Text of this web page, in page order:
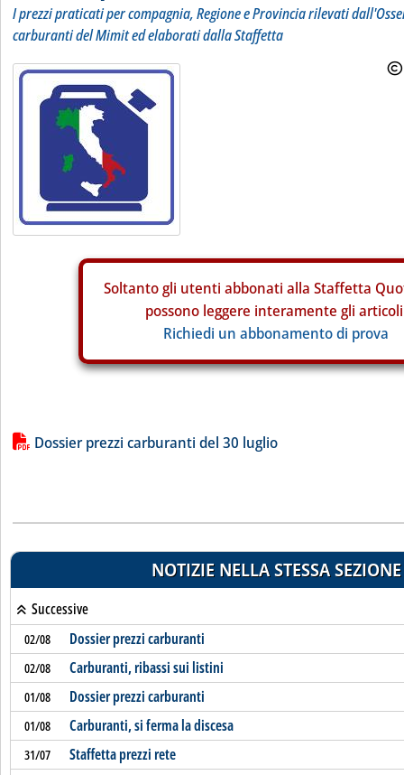
I prezzi praticati per compagnia, Regione e Provincia rilevati
carburanti del Mimit ed elaborati dalla Staffetta
Soltanto gli utenti abbonati alla Staffetta
possono leggere interamente gli
Richiedi un abbonamento di prova
Lista allegati PDF alla notizia
Dossier prezzi carburanti del 30 luglio
NOTIZIE NELLA STESSA SEZIONE
Successive
02/08 Dossier prezzi carburanti
02/08 Carburanti, ribassi sui listini
01/08 Dossier prezzi carburanti
01/08 Carburanti, si ferma la discesa
31/07 Staffetta prezzi rete